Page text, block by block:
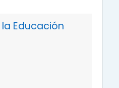
Educación